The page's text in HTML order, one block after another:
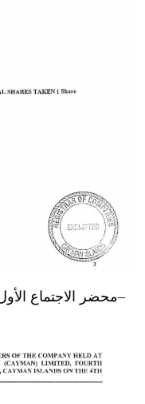
محضر الاجتماع